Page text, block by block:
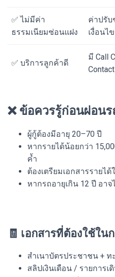
✅ ไม่มีค่า
ธรรมเนียมซ่อนแฝง
ค่าปรับ
เงื่อนไ
✅ บริการลูกค้าดี
มี Call
❌ ข้อควรรู้ก่อนผ่อน
ผู้กู้ต้องมีอายุ 20–70 ปี
หากรายได้น้อยกว่า
ค้ำ
ต้องเตรียมเอกสารรายได้
หากรถอายุเกิน 12 ปี อา
🧾 เอกสารที่ต้องใช้ใน
สำเนาบัตรประชาชน + ท
สลิปเงินเดือน / รายการ